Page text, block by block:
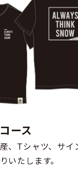
ース
、Tシャツ、サイ
いたします。